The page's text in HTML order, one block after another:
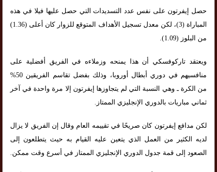
حصل إيفرتون على نفس عدد التسديدات التي حصل عليها فيلا في هذه
المباراة (3)، لكن معدل تسجيل الأهداف المتوقع للزوار كان أعلى (1.36)
من البلوز (1.09).
ويعتقد تاركوفسكي أن هذا يمنحه وزملاءه في الفريق أفضلية على
منافسيهم في دوري أبطال أوروبا، وذلك بفضل تقاسم الفريقين 50%
من الكرة ـ وهي النسبة التي لم يتجاوزها إيفرتون إلا مرة واحدة في آخر
ثماني مباريات بالدوري الإنجليزي الممتاز.
لكن مدافع إيفرتون كان صريحًا في تقييمه العام وقال إن الفريق لا يزال
لديه الكثير من العمل الذي يتعين عليه القيام به حيث يتطلعون إلى
الصعود إلى قمة جدول الدوري الإنجليزي الممتاز في أسرع وقت ممكن.